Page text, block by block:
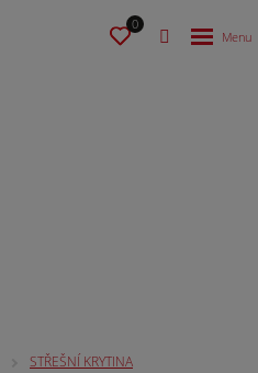
0
STŘEŠNÍ KRYTINA